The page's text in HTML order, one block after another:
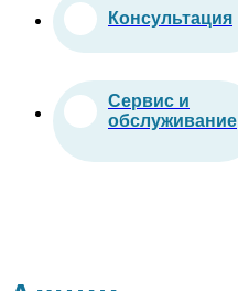
Консультация
Сервис и
обслуживание